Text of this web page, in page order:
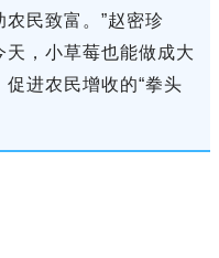
民致富。”赵密珍
，小草莓也能做成大
进农民增收的“拳头